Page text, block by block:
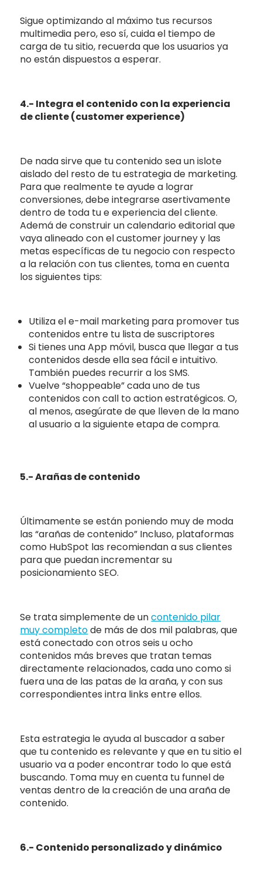
Sigue optimizando al máximo tus recursos
multimedia pero, eso sí, cuida el tiempo de
carga de tu sitio, recuerda que los usuarios ya
no están dispuestos a esperar.
4.- Integra el contenido con la experiencia
de cliente (customer experience)
De nada sirve que tu contenido sea un islote
aislado del resto de tu estrategia de marketing.
Para que realmente te ayude a lograr
conversiones, debe integrarse asertivamente
dentro de toda tu e experiencia del cliente.
Ademá de construir un calendario editorial que
vaya alineado con el customer journey y las
metas específicas de tu negocio con respecto
a la relación con tus clientes, toma en cuenta
los siguientes tips:
Utiliza el e-mail marketing para promover tus
contenidos entre tu lista de suscriptores
Si tienes una App móvil, busca que llegar a tus
contenidos desde ella sea fácil e intuitivo.
También puedes recurrir a los SMS.
Vuelve “shoppeable” cada uno de tus
contenidos con call to action estratégicos. O,
al menos, asegúrate de que lleven de la mano
al usuario a la siguiente etapa de compra.
5.- Arañas de contenido
Últimamente se están poniendo muy de moda
las “arañas de contenido” Incluso, plataformas
como HubSpot las recomiendan a sus clientes
para que puedan incrementar su
posicionamiento SEO.
Se trata simplemente de uncontenido pilar
muy completode más de dos mil palabras, que
está conectado con otros seis u ocho
contenidos más breves que tratan temas
directamente relacionados, cada uno como si
fuera una de las patas de la araña, y con sus
correspondientes intra links entre ellos.
Esta estrategia le ayuda al buscador a saber
que tu contenido es relevante y que en tu sitio el
usuario va a poder encontrar todo lo que está
buscando. Toma muy en cuenta tu funnel de
ventas dentro de la creación de una araña de
contenido.
6.- Contenido personalizado y dinámico